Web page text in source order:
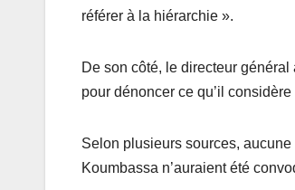
référer à la hiérarchie ».
De son côté, le directeur
pour dénoncer ce qu’il
Selon plusieurs sources,
Koumbassa n’auraient été